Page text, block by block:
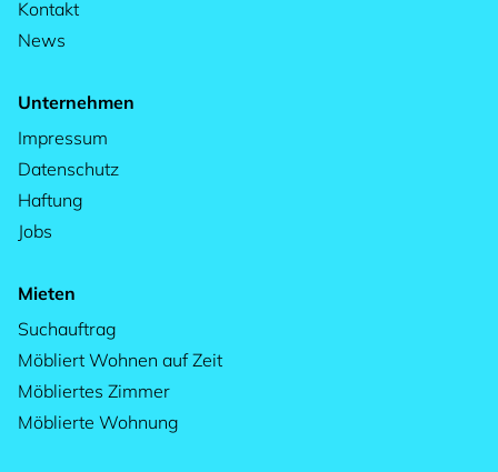
Kontakt
News
Unternehmen
Impressum
Datenschutz
Haftung
Jobs
Mieten
Suchauftrag
Möbliert Wohnen auf Zeit
Möbliertes Zimmer
Möblierte Wohnung